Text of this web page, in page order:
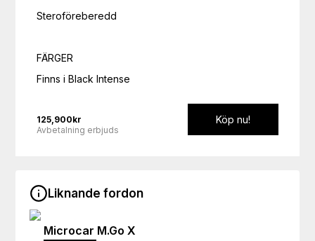
Steroföreberedd
FÄRGER
Finns i Black Intense
125,900kr
Avbetalning erbjuds
Köp nu!
Liknande fordon
Microcar M.Go X